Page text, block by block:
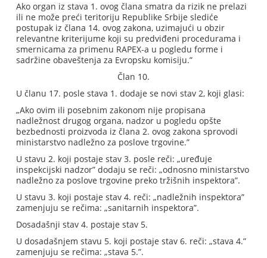
Ako organ iz stava 1. ovog člana smatra da rizik ne prelazi
ili ne može preći teritoriju Republike Srbije slediće
postupak iz člana 14. ovog zakona, uzimajući u obzir
relevantne kriterijume koji su predviđeni procedurama i
smernicama za primenu RAPEX-a u pogledu forme i
sadržine obaveštenja za Evropsku komisiju.”
Član 10.
U članu 17. posle stava 1. dodaje se novi stav 2, koji glasi:
„Ako ovim ili posebnim zakonom nije propisana
nadležnost drugog organa, nadzor u pogledu opšte
bezbednosti proizvoda iz člana 2. ovog zakona sprovodi
ministarstvo nadležno za poslove trgovine.”
U stavu 2. koji postaje stav 3. posle reči: „uređuje
inspekcijski nadzor” dodaju se reči: „odnosno ministarstvo
nadležno za poslove trgovine preko tržišnih inspektora”.
U stavu 3. koji postaje stav 4. reči: „nadležnih inspektora”
zamenjuju se rečima: „sanitarnih inspektora”.
Dosadašnji stav 4. postaje stav 5.
U dosadašnjem stavu 5. koji postaje stav 6. reči: „stava 4.”
zamenjuju se rečima: „stava 5.”.